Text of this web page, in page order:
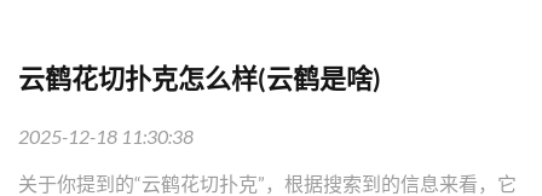
云鹤花切扑克怎么样(云鹤是啥)
2025-12-18 11:30:38
关于你提到的“云鹤花切扑克”，根据搜索到的信息来看，它